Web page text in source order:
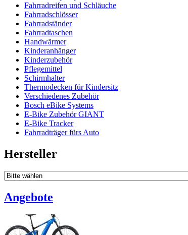
Fahrradreifen und Schläuche
Fahrradschlösser
Fahrradständer
Fahrradtaschen
Handwärmer
Kinderanhänger
Kinderzubehör
Pflegemittel
Schirmhalter
Thermodecken für Kindersitz
Verschiedenes Zubehör
Bosch eBike Systems
E-Bike Zubehör GIANT
E-Bike Tracker
Fahrradträger fürs Auto
Hersteller
Angebote